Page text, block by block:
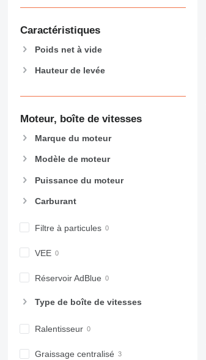
Caractéristiques
Poids net à vide
Hauteur de levée
Moteur, boîte de vitesses
Marque du moteur
Modèle de moteur
Puissance du moteur
Carburant
Filtre à particules
VEE
Réservoir AdBlue
Type de boîte de vitesses
Ralentisseur
Graissage centralisé